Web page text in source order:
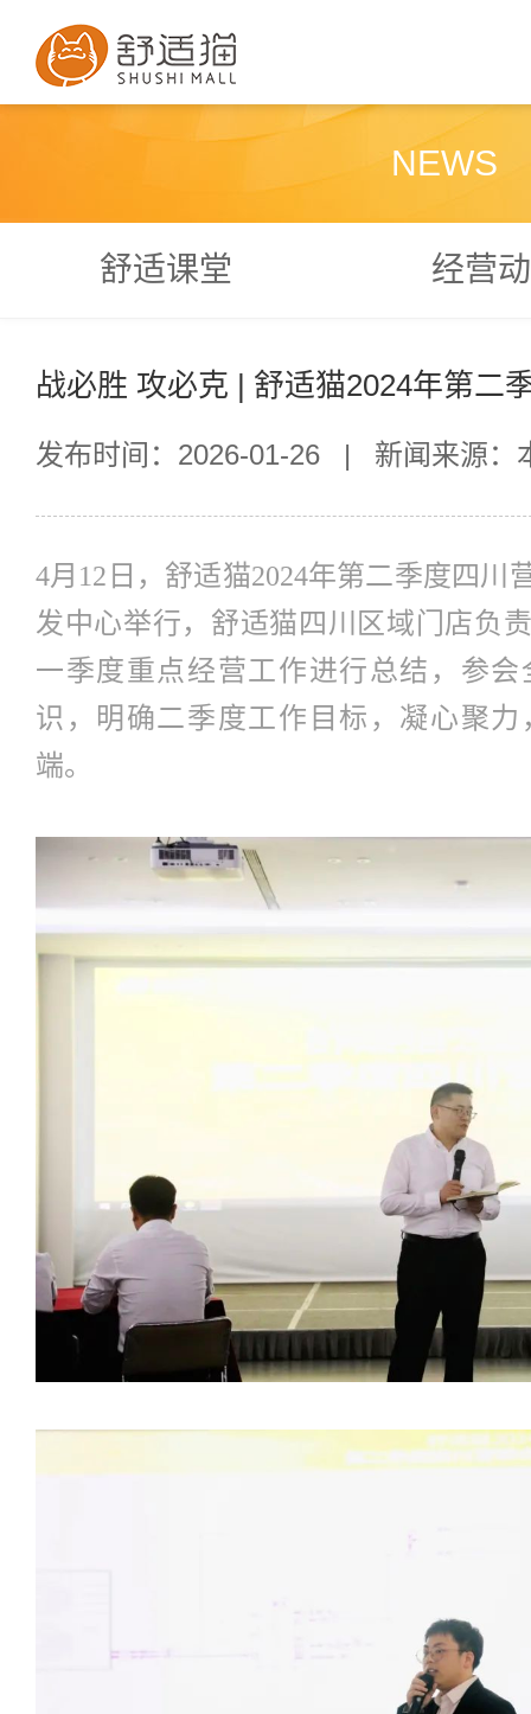
NEWS
舒适课堂 经营
战必胜 攻必克 | 舒适猫2024年第二
发布时间：2026-01-26 | 新闻来源：
4月12日，舒适猫2024年第二季度四川
发中心举行，舒适猫四川区域门店负
一季度重点经营工作进行总结，参
识，明确二季度工作目标，凝心聚
端。